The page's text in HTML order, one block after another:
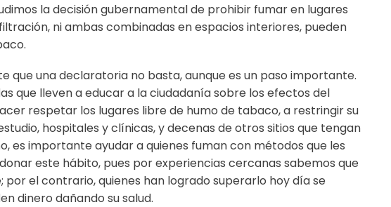
la decisión gubernamental de prohibir fumar en lugares
ni ambas combinadas en espacios interiores, pueden
que una declaratoria no basta, aunque es un paso importante.
que lleven a educar a la ciudadanía sobre los efectos del
respetar los lugares libre de humo de tabaco, a restringir su
hospitales y clínicas, y decenas de otros sitios que tengan
es importante ayudar a quienes fuman con métodos que les
este hábito, pues por experiencias cercanas sabemos que
el contrario, quienes han logrado superarlo hoy día se
dinero dañando su salud.